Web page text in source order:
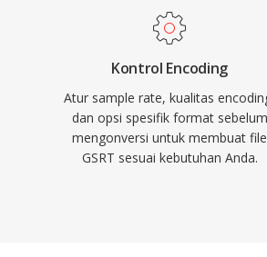
Kontrol Encoding
Atur sample rate, kualitas
dan opsi spesifik format sebelum
mengonversi untuk membuat file
GSRT sesuai kebutuhan Anda.